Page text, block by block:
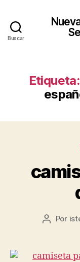
Buscar
Etiqueta:
Autor
entrada
Por